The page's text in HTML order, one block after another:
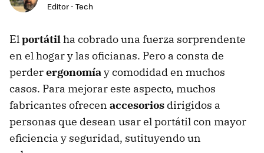
Editor - Tech
Elportátilha cobrado una fuerza sorprendente
en el hogar y las oficianas. Pero a consta de
perderergonomíay comodidad en muchos
casos. Para mejorar este aspecto, muchos
fabricantes ofrecen accesorios dirigidos a
personas que desean usar el portátil con mayor
eficiencia y seguridad, sutituyendo un